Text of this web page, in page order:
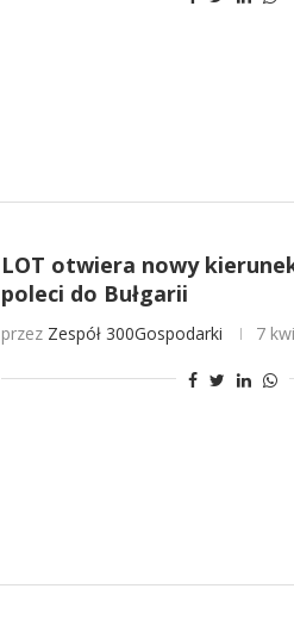
LOT otwiera nowy
poleci do Bułgarii
przez Zespół 300Gospodarki 7